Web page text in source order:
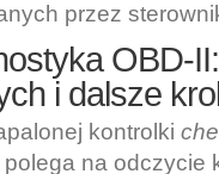
przez
OBD-
i dalsze
kontrolki
na odczycie